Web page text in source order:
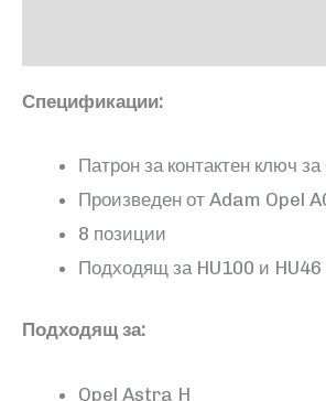
Спецификации:
Патрон за контактен ключ
Произведен от Adam Opel
8 позиции
Подходящ за HU100 и HU46
Подходящ за:
Opel Astra H